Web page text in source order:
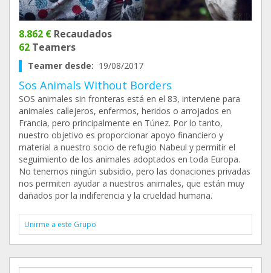
8.862 € Recaudados
62 Teamers
Teamer desde: 19/08/2017
Sos Animals Without Borders
SOS animales sin fronteras está en el 83, interviene para
animales callejeros, enfermos, heridos o arrojados en
Francia, pero principalmente en Túnez. Por lo tanto,
nuestro objetivo es proporcionar apoyo financiero y
material a nuestro socio de refugio Nabeul y permitir el
seguimiento de los animales adoptados en toda Europa.
No tenemos ningún subsidio, pero las donaciones privadas
nos permiten ayudar a nuestros animales, que están muy
dañados por la indiferencia y la crueldad humana.
Unirme a este Grupo